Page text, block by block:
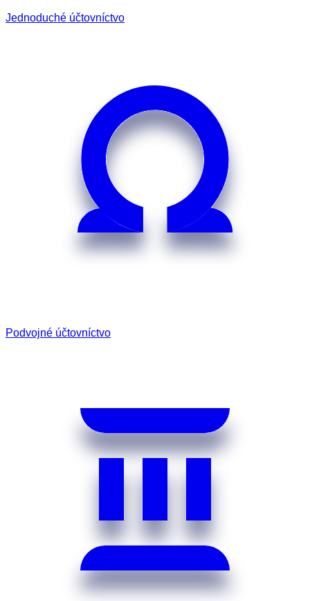
Jednoduché účtovníctvo
Podvojné účtovníctvo